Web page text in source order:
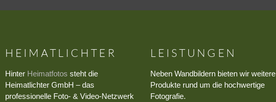
HEIMATLICHTER
Hinter Heimatfotos steht die
Heimatlichter GmbH – das
professionelle Foto- & Video-Netzwerk
LEISTUNGEN
Neben Wandbildern bieten wir weitere
Produkte rund um die hochwertige
Fotografie.